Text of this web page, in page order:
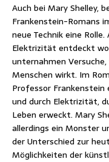
Auch bei Mary Shelley,
Frankenstein-Romans
neue Technik eine
Elektrizität entdeckt
unternahmen
Menschen wirkt. Im
Professor
und durch Elektrizität,
Leben erweckt. Mary
allerdings ein Monster
der Unterschied zur
Möglichkeiten der